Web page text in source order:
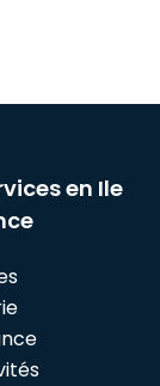
en Ile